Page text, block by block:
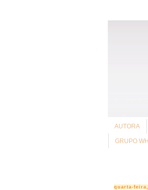
AUTORA
GRUPO
quarta-